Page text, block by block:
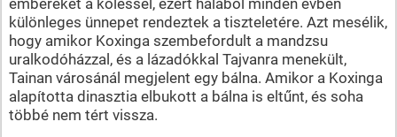
különleges ünnepet rendeztek a tiszteletére. Azt mesélik,
hogy amikor Koxinga szembefordult a mandzsu
uralkodóházzal, és a lázadókkal Tajvanra menekült,
Tainan városánál megjelent egy bálna. Amikor a Koxinga
alapította dinasztia elbukott a bálna is eltűnt, és soha
többé nem tért vissza.